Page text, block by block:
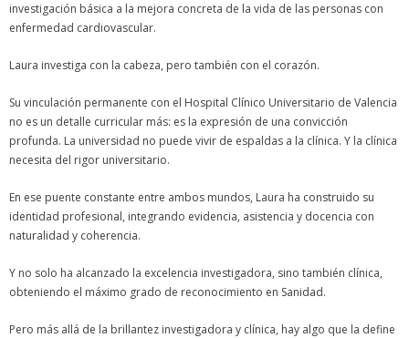
investigación básica a la mejora concreta de la vida de las personas con
enfermedad cardiovascular.
Laura investiga con la cabeza, pero también con el corazón.
Su vinculación permanente con el Hospital Clínico Universitario de Valencia
no es un detalle curricular más: es la expresión de una convicción
profunda. La universidad no puede vivir de espaldas a la clínica. Y la clínica
necesita del rigor universitario.
En ese puente constante entre ambos mundos, Laura ha construido su
identidad profesional, integrando evidencia, asistencia y docencia con
naturalidad y coherencia.
Y no solo ha alcanzado la excelencia investigadora, sino también clínica,
obteniendo el máximo grado de reconocimiento en Sanidad.
Pero más allá de la brillantez investigadora y clínica, hay algo que la define